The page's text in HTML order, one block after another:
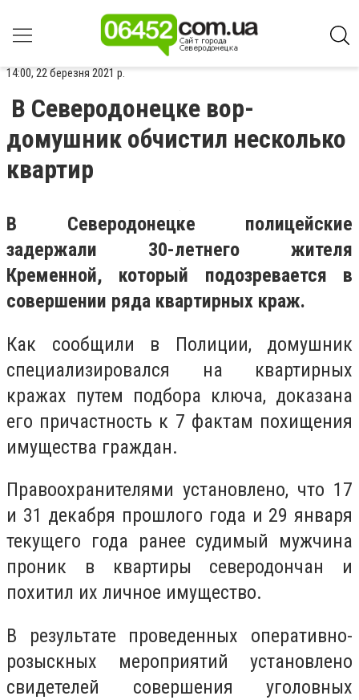
14:00, 22 березня 2021 р.
В Северодонецке вор-
домушник обчистил несколько
квартир
В Северодонецке полицейские
задержали 30-летнего жителя
Кременной, который подозревается в
совершении ряда квартирных краж.
Как сообщили в Полиции, домушник
специализировался на квартирных
кражах путем подбора ключа, доказана
его причастность к 7 фактам похищения
имущества граждан.
Правоохранителями установлено, что 17
и 31 декабря прошлого года и 29 января
текущего года ранее судимый мужчина
проник в квартиры северодончан и
похитил их личное имущество.
В результате проведенных оперативно-
розыскных мероприятий установлено
свидетелей совершения уголовных